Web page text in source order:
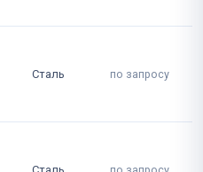
Сталь по запросу